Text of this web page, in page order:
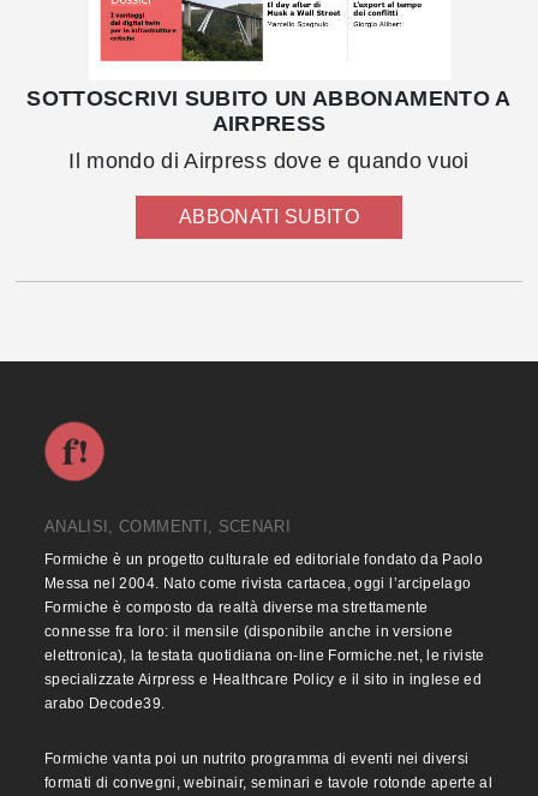
SOTTOSCRIVI SUBITO UN ABBONAMENTO A
AIRPRESS
Il mondo di Airpress dove e quando vuoi
ABBONATI SUBITO
ANALISI, COMMENTI, SCENARI
Formiche è un progetto culturale ed editoriale fondato da Paolo
Messa nel 2004. Nato come rivista cartacea, oggi l’arcipelago
Formiche è composto da realtà diverse ma strettamente
connesse fra loro: il mensile (disponibile anche in versione
elettronica), la testata quotidiana on-line Formiche.net, le riviste
specializzate Airpress e Healthcare Policy e il sito in inglese ed
arabo Decode39.
Formiche vanta poi un nutrito programma di eventi nei diversi
formati di convegni, webinair, seminari e tavole rotonde aperte al